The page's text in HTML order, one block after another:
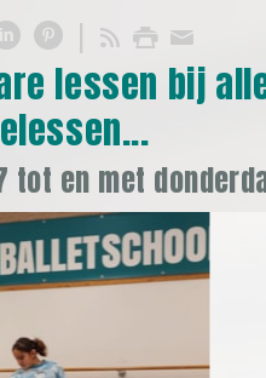
lessen bij
tot en met